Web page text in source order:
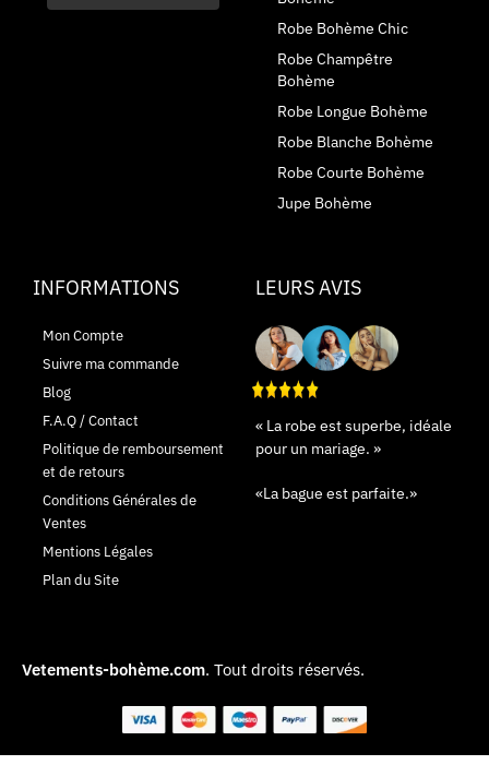
Robe Bohème Chic
Robe Champêtre
Bohème
Robe Longue Bohème
Robe Blanche Bohème
Robe Courte Bohème
Jupe Bohème
INFORMATIONS
Mon Compte
Suivre ma commande
Blog
F.A.Q / Contact
Politique de remboursement
et de retours
Conditions Générales de
Ventes
Mentions Légales
Plan du Site
LEURS AVIS
« La robe est superbe, idéale
pour un mariage. »
«La bague est parfaite.»
Vetements-bohème.com. Tout droits réservés.